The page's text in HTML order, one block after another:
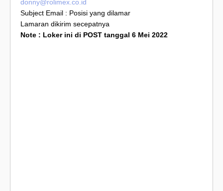
donny@rolimex.co.id
Subject Email : Posisi yang dilamar
Lamaran dikirim secepatnya
Note : Loker ini di POST tanggal 6 Mei 2022